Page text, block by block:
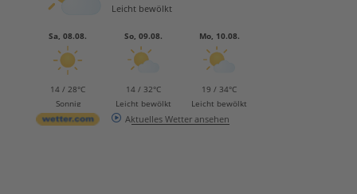
Leicht bewölkt
Sa, 08.08.
14 / 28°C
Sonnig
So, 09.08.
14 / 32°C
Leicht bewölkt
Mo, 10.08.
19 / 34°C
Leicht bewölkt
Aktuelles Wetter ansehen